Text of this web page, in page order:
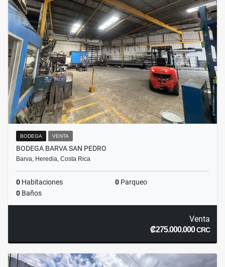
BODEGA VENTA
BODEGA BARVA SAN PEDRO
Barva, Heredia, Costa Rica
0 Habitaciones 0 Parqueo
0 Baños
Venta
₡275.000.000CRC